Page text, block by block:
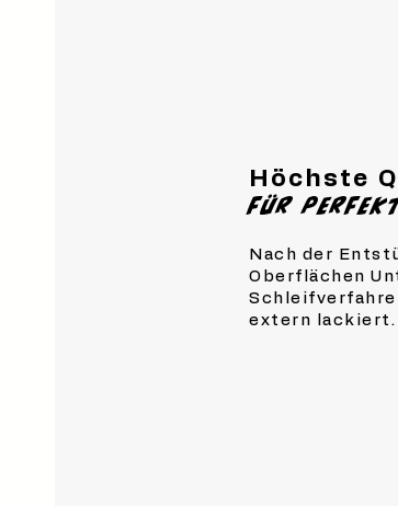
Höchste
für
Nach der
Oberflächen
extern lackiert.